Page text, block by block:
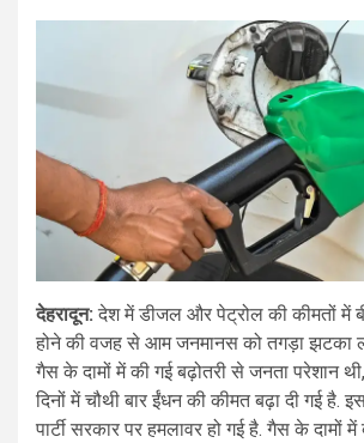
देहरादून: देश में डीजल और पेट्रोल की कीमतों में
होने की वजह से आम जनमानस को तगड़ा झटका
गैस के दामों में की गई बढ़ोतरी से जनता परेशान
दिनों में चौथी बार ईंधन की कीमत बढ़ा दी गई है.
पार्टी सरकार पर हमलावर हो गई है. गैस के दामों